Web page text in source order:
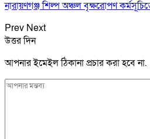
নারায়ণগঞ্জ শিল্প অঞ্চল বৃক্ষরোপণ
Prev Next
উত্তর দিন
আপনার ইমেইল ঠিকানা প্রচার করা হবে না.